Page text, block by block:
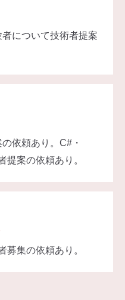
について技術者提案
依頼あり。C#・
提案の依頼あり。
募集の依頼あり。